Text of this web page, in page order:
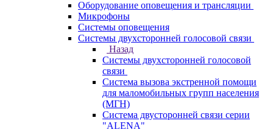
Оборудование оповещения и трансляции
Микрофоны
Системы оповещения
Системы двухсторонней голосовой связи
Назад
Системы двухсторонней голосовой
связи
Система вызова экстренной помощи
для маломобильных групп населения
(МГН)
Система двусторонней связи серии
"ALENA"